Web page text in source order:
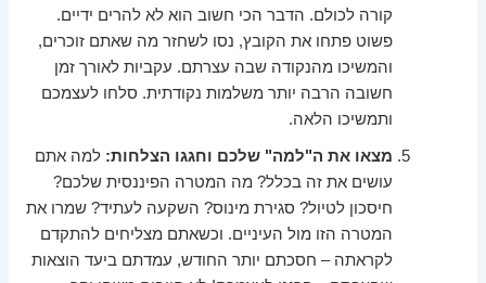
קורה לכולם. הדבר הכי חשוב הוא לא להרים ידיים.
פשוט פתחו את הקובץ, נסו לשחזר מה שאתם זוכרים,
והמשיכו מהנקודה שבה עצרתם. עקביות לאורך זמן
חשובה הרבה יותר משלמות נקודתית. סלחו לעצמכם
ותמשיכו הלאה.
מצאו את ה"למה" שלכם וחגגו הצלחות: למה אתם
עושים את זה בכלל? מה המטרה הפיננסית שלכם?
חיסכון לטיול? סגירת מינוס? השקעה לעתיד? שמרו את
המטרה הזו מול העיניים. וכשאתם מצליחים להתקדם
לקראתה – חסכתם יותר החודש, עמדתם ביעד הוצאות